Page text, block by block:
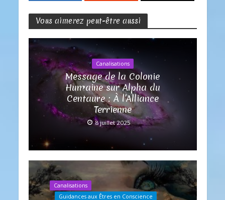
Vous aimerez peut-être aussi
Canalisations
Message de la Colonie
Humaine sur Alpha du
Centaure : À l’Alliance
Terrienne
8 juillet 2025
Canalisations
Guidances aux Êtres en Conscience